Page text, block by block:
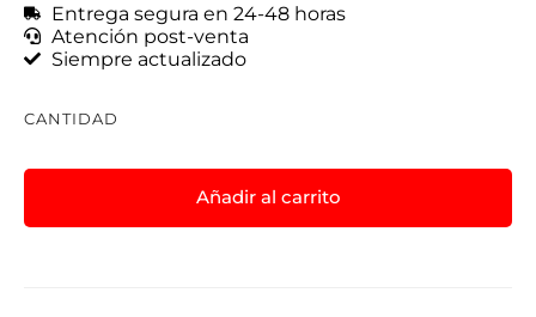
Entrega segura en 24-48 horas
Atención post-venta
Siempre actualizado
CANTIDAD
Añadir al carrito